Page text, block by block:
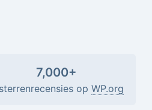
7,000+
opWP.org